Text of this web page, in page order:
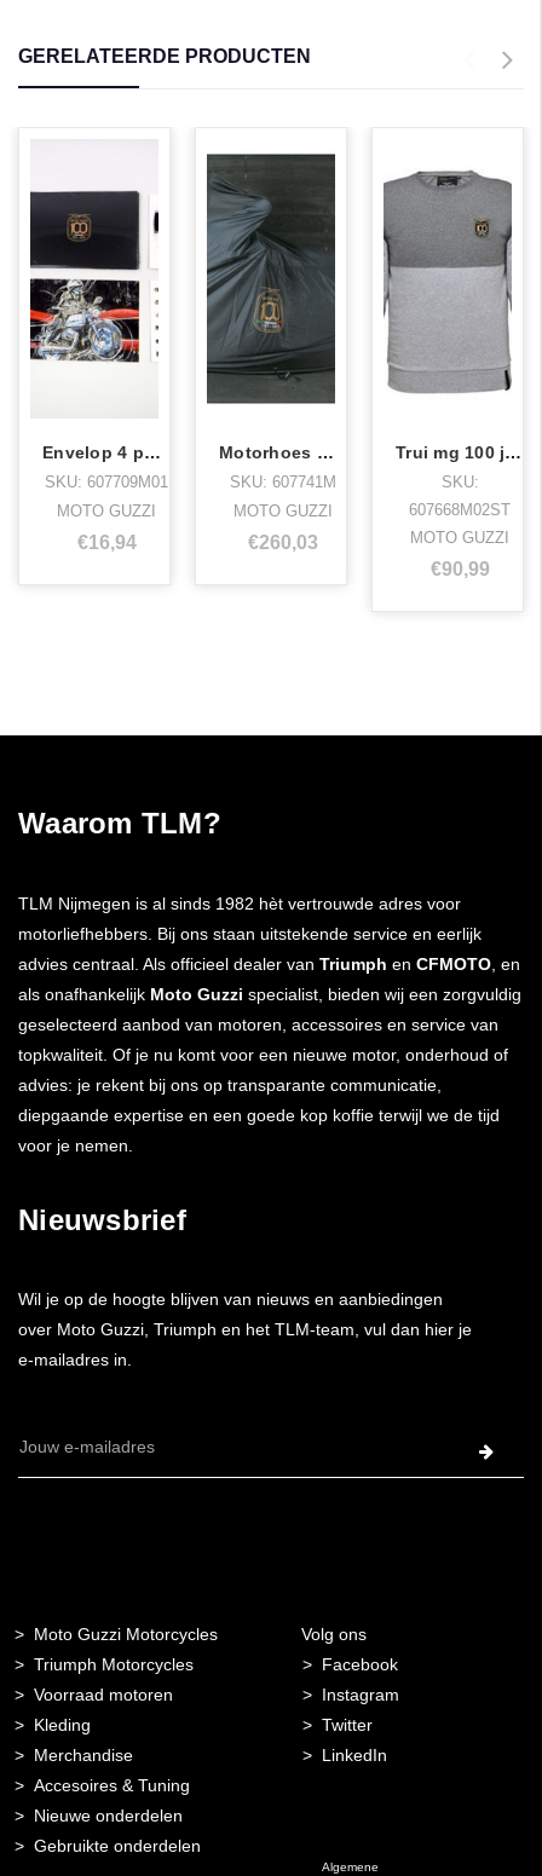
GERELATEERDE PRODUCTEN
Envelop 4 postkaarten MG 100th year
SKU: 607709M01
MOTO GUZZI
€16,94
Motorhoes MG 100 Jaar V7 series
SKU: 607741M
MOTO GUZZI
€260,03
Trui mg 100 jaar grijs /m
SKU:
607668M02ST
MOTO GUZZI
€90,99
Waarom TLM?
TLM Nijmegen is al sinds 1982 hèt vertrouwde adres voor
motorliefhebbers. Bij ons staan uitstekende service en eerlijk
advies centraal. Als officieel dealer van Triumph en CFMOTO, en
als onafhankelijk Moto Guzzi specialist, bieden wij een zorgvuldig
geselecteerd aanbod van motoren, accessoires en service van
topkwaliteit. Of je nu komt voor een nieuwe motor, onderhoud of
advies: je rekent bij ons op transparante communicatie,
diepgaande expertise en een goede kop koffie terwijl we de tijd
voor je nemen.
Nieuwsbrief
Wil je op de hoogte blijven van nieuws en aanbiedingen
over Moto Guzzi, Triumph en het TLM-team, vul dan hier je
e-mailadres in.
E-
Moto Guzzi Motorcycles
Triumph Motorcycles
Voorraad motoren
Kleding
Merchandise
Accesoires & Tuning
Nieuwe onderdelen
Gebruikte onderdelen
Volg ons
Facebook
Instagram
Twitter
LinkedIn
Algemene